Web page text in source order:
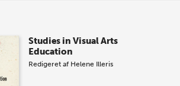
Studies in Visual Arts
Education
Redigeret af Helene Illeris